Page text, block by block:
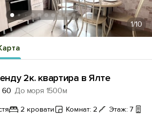
объект
1/10
2к. квартира в Ялте
60 До моря 1500м
2 кровати Комнат: 2 Этаж: 7